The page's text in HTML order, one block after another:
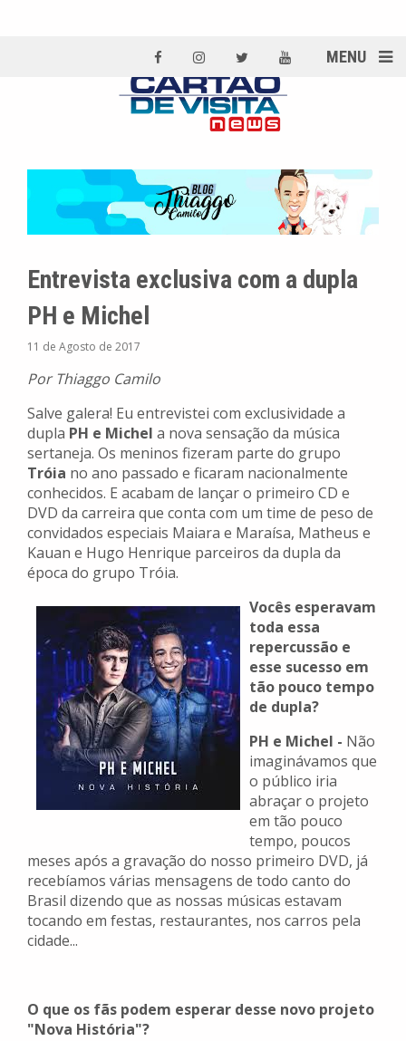
MENU
Entrevista exclusiva com a dupla
PH e Michel
11 de Agosto de 2017
Por Thiaggo Camilo
Salve galera! Eu entrevistei com exclusividade a
dupla PH e Michel a nova sensação da música
sertaneja. Os meninos fizeram parte do grupo
Tróia no ano passado e ficaram nacionalmente
conhecidos. E acabam de lançar o primeiro CD e
DVD da carreira que conta com um time de peso de
convidados especiais Maiara e Maraísa, Matheus e
Kauan e Hugo Henrique parceiros da dupla da
época do grupo Tróia.
Vocês esperavam
toda essa
repercussão e
esse sucesso em
tão pouco tempo
de dupla?
PH e Michel - Não
imaginávamos que
o público iria
abraçar o projeto
em tão pouco
tempo, poucos
meses após a gravação do nosso primeiro DVD, já
recebíamos várias mensagens de todo canto do
Brasil dizendo que as nossas músicas estavam
tocando em festas, restaurantes, nos carros pela
cidade...
O que os fãs podem esperar desse novo projeto
"Nova História"?